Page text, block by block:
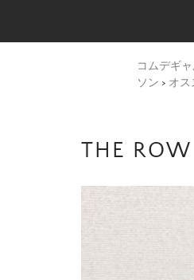
コムデギ
ソン > オ
THE